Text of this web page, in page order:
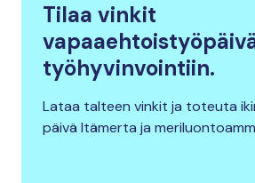
Tilaa vinkit
työhyvinvointiin.
Lataa talteen vinkit ja toteuta
päivä Itämerta ja